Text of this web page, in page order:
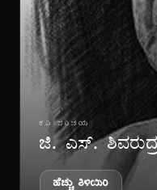
ಕವಿ ಪರಿಚಯ
ಜಿ. ಎಸ್.
ಹೆಚ್ಚು ತಿಳಿಯಿರಿ